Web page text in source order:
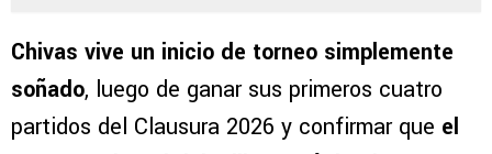
Chivas vive un inicio de torneo simplemente
soñado, luego de ganar sus primeros cuatro
partidos del Clausura 2026 y confirmar que el